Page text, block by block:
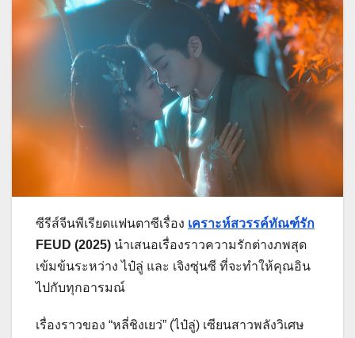
ซีรีส์จีนพีเรียดแฟนตาซีเรื่อง เคราะห์สวรรค์ทัณฑ์รัก
FEUD (2025) นำเสนอเรื่องราวความรักต่างภพสุด
เข้มข้นระหว่าง ไป๋ลู่ และ เจิงซุ่นซี ที่จะทำให้คุณอิน
ไปกับทุกอารมณ์
เรื่องราวของ “หลี่ชิงเยว่” (ไป๋ลู่) เซียนสาวพลังวิเศษ